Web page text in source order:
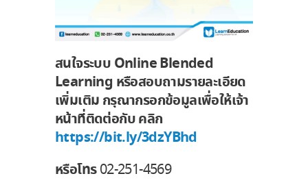
สนใจระบบ Online Blended
Learning หรือสอบถามรายละเอียด
เพิ่มเติม กรุณากรอกข้อมูลเพื่อให้เจ้า
หน้าที่ติดต่อกับ คลิก
https://bit.ly/3dzYBhd
หรือโทร02-251-4569